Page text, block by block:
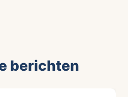
berichten